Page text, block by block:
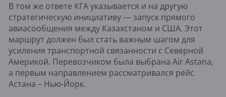
В том же ответе КГА указывается и на другую
стратегическую инициативу — запуск прямого
авиасообщения между Казахстаном и США. Этот
маршрут должен был стать важным шагом для
усиления транспортной связанности с Северной
Америкой. Перевозчиком была выбрана Air Astana,
а первым направлением рассматривался рейс
Астана – Нью-Йорк.